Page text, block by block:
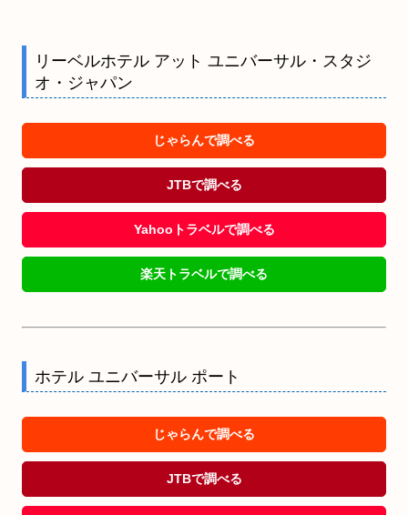
リーベルホテル アット ユニバーサル・スタジ
オ・ジャパン
じゃらんで調べる
JTBで調べる
Yahooトラベルで調べる
楽天トラベルで調べる
ホテル ユニバーサル ポート
じゃらんで調べる
JTBで調べる